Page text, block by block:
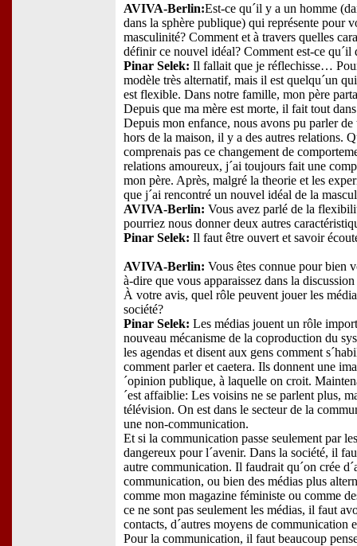
AVIVA-Berlin:Est-ce qu´il y a un homme
dans la sphère publique) qui représente pour
masculinité? Comment et à travers quelles
définir ce nouvel idéal? Comment est-ce qu´il
Pinar Selek: Il fallait que je réflechisse…
modèle très alternatif, mais il est quelqu´un
est flexible. Dans notre famille, mon père
Depuis que ma mère est morte, il fait tout
Depuis mon enfance, nous avons pu parler
hors de la maison, il y a des autres relations.
comprenais pas ce changement de
relations amoureux, j´ai toujours fait une
mon père. Après, malgré la theorie et les
que j´ai rencontré un nouvel idéal de la
AVIVA-Berlin: Vous avez parlé de la
pourriez nous donner deux autres
Pinar Selek: Il faut être ouvert et savoir
AVIVA-Berlin: Vous êtes connue pour bien
à-dire que vous apparaissez dans la
À votre avis, quel rôle peuvent jouer les
société?
Pinar Selek: Les médias jouent un rôle
nouveau mécanisme de la coproduction du
les agendas et disent aux gens comment
comment parler et caetera. Ils donnent une
´opinion publique, à laquelle on croit.
´est affaiblie: Les voisins ne se parlent plus,
télévision. On est dans le secteur de la
une non-communication.
Et si la communication passe seulement par
dangereux pour l´avenir. Dans la société, il
autre communication. Il faudrait qu´on crée
communication, ou bien des médias plus
comme mon magazine féministe ou comme
ce ne sont pas seulement les médias, il faut
contacts, d´autres moyens de communication
Pour la communication, il faut beaucoup